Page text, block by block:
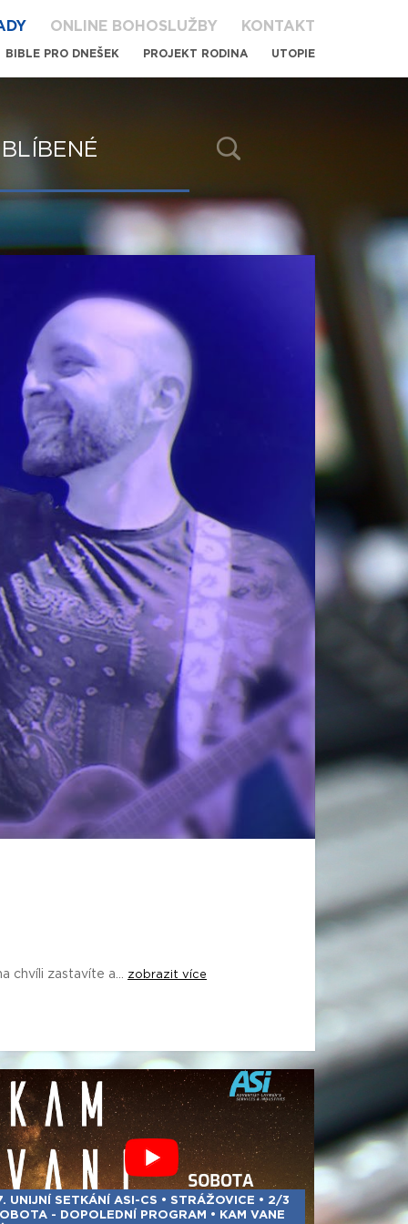
ONLINE BOHOSLUŽBY KONTAKT
BIBLE PRO DNEŠEK PROJEKT RODINA UTOPIE
chvíli zastavíte a... zobrazit více
UNIJNÍ SETKÁNÍ ASI-CS • STRÁŽOVICE • 2/3
- DOPOLEDNÍ PROGRAM • KAM VANE